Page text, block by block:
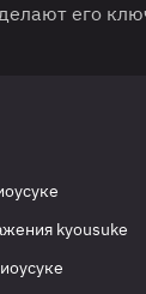
его
kyousuke